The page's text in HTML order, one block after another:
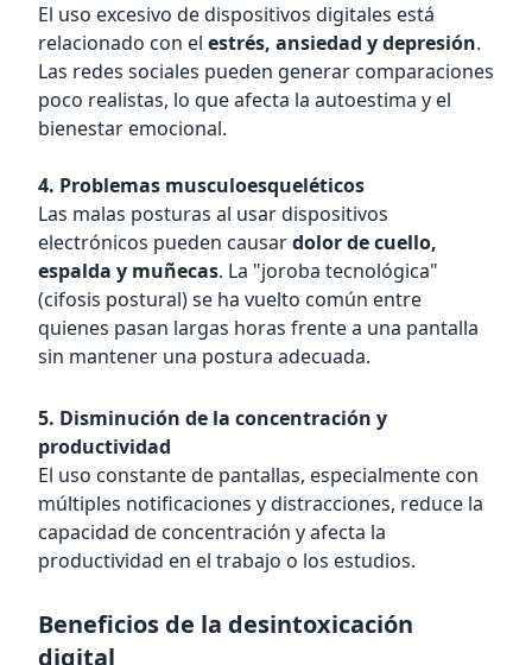
El uso excesivo de dispositivos digitales está
relacionado con el estrés, ansiedad y depresión.
Las redes sociales pueden generar comparaciones
poco realistas, lo que afecta la autoestima y el
bienestar emocional.
4. Problemas musculoesqueléticos
Las malas posturas al usar dispositivos
electrónicos pueden causardolor de cuello,
espalda y muñecas. La "joroba tecnológica"
(cifosis postural) se ha vuelto común entre
quienes pasan largas horas frente a una pantalla
sin mantener una postura adecuada.
5. Disminución de la concentración y
productividad
El uso constante de pantallas, especialmente con
múltiples notificaciones y distracciones, reduce la
capacidad de concentración y afecta la
productividad en el trabajo o los estudios.
Beneficios de la desintoxicación
digital